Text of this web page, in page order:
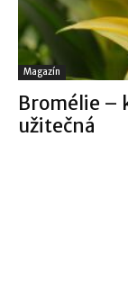
Magazín
Bromélie –
užitečná